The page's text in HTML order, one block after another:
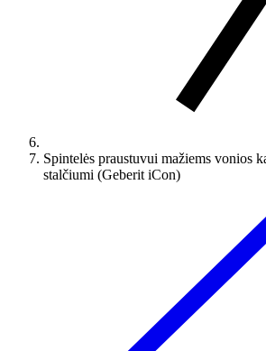
Spintelės praustuvui mažiems vonios
stalčiumi (Geberit iCon)